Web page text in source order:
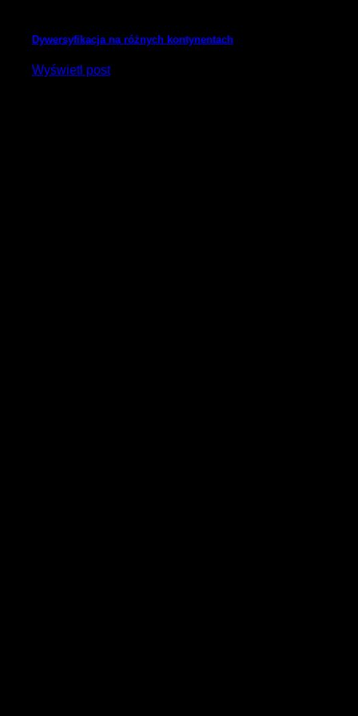
Dywersyfikacja na różnych kontynentach
Wyświetl post